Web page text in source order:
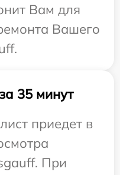
Вам для
Вашего
35 минут
приедет в
При